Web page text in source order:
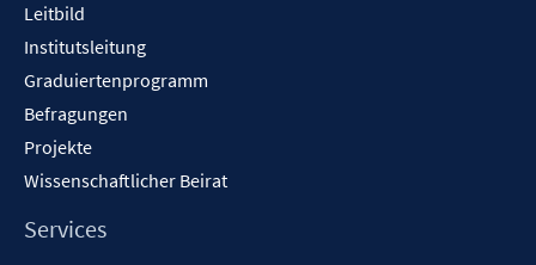
Leitbild
Institutsleitung
Graduiertenprogramm
Befragungen
Projekte
Wissenschaftlicher Beirat
Services